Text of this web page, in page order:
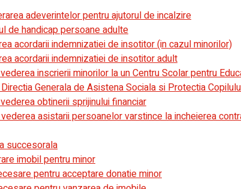
adeverintelor pentru ajutorul de incalzire
de handicap persoane adulte
acordarii indemnizatiei de insotitor (in cazul minorilor)
acordarii indemnizatiei de insotitor adult
inscrierii minorilor la un Centru Scolar pentru
Generala de Asistena Sociala si Protectia
obtinerii sprijinului financiar
asistarii persoanelor varstince la incheierea
succesorala
imobil pentru minor
pentru acceptare donatie minor